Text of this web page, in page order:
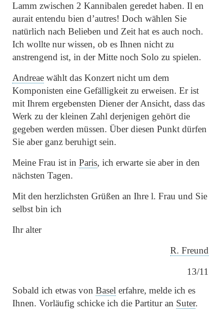
Lamm zwischen 2 Kannibalen geredet haben. Il en
aurait entendu bien d’autres! Doch wählen Sie
natürlich nach Belieben und Zeit hat es auch noch.
Ich wollte nur wissen, ob es Ihnen nicht zu
anstrengend ist, in der Mitte noch Solo zu spielen.
Andreae wählt das Konzert nicht um dem
Komponisten eine Gefälligkeit zu erweisen. Er ist
mit Ihrem ergebensten Diener der Ansicht, dass das
Werk zu der kleinen Zahl derjenigen gehört die
gegeben werden müssen. Über diesen Punkt dürfen
Sie aber ganz beruhigt sein.
Meine Frau ist in Paris, ich erwarte sie aber in den
nächsten Tagen.
Mit den herzlichsten Grüßen an Ihre l. Frau und Sie
selbst bin ich
Ihr alter
R. Freund
13/11
Sobald ich etwas von Basel erfahre, melde ich es
Ihnen. Vorläufig schicke ich die Partitur an Suter.